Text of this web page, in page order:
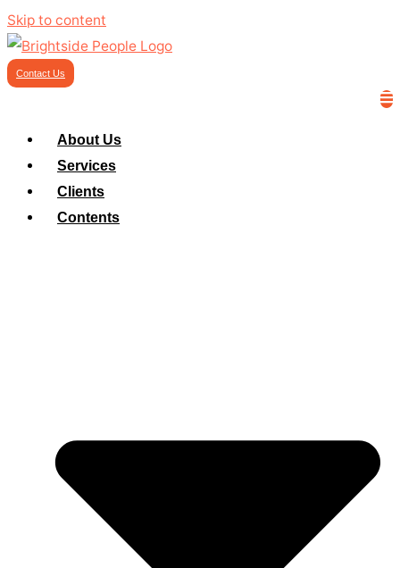
Skip to content
Contact Us
About Us
Services
Clients
Contents